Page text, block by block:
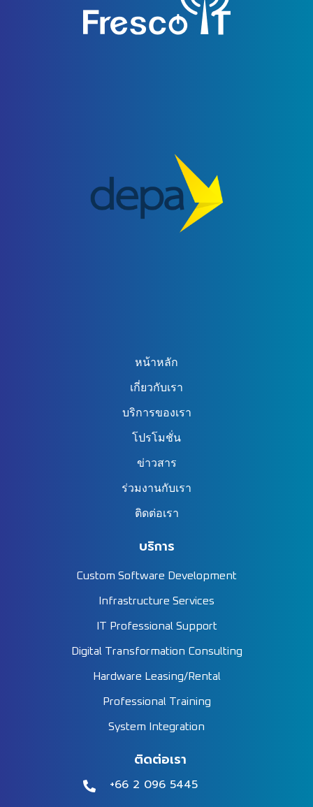
หน้าหลัก
เกี่ยวกับเรา
บริการของเรา
โปรโมชั่น
ข่าวสาร
ร่วมงานกับเรา
ติดต่อเรา
บริการ
Custom Software Development
Infrastructure Services
IT Professional Support
Digital Transformation Consulting
Hardware Leasing/Rental
Professional Training
System Integration
ติดต่อเรา
+66 2 096 5445